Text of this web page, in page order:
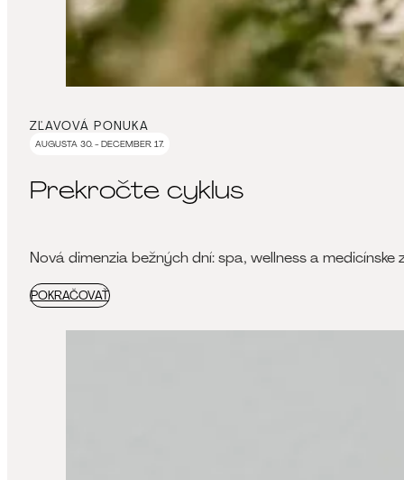
AUGUSTA 30. - DECEMBER 17.
Prekročte cyklus
ZĽAVOVÁ PONUKA
Nová dimenzia bežných dní: spa, wellness a medicínske
POKRAČOVAŤ